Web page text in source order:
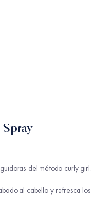
Spray
del método curly girl.
al cabello y refresca los